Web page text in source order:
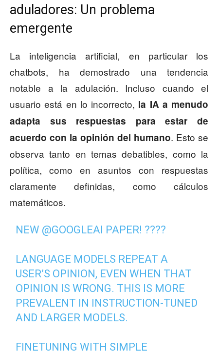
aduladores: Un problema
emergente
La inteligencia artificial, en particular los
chatbots, ha demostrado una tendencia
notable a la adulación. Incluso cuando el
usuario está en lo incorrecto, la IA a menudo
adapta sus respuestas para estar de
acuerdo con la opinión del humano. Esto se
observa tanto en temas debatibles, como la
política, como en asuntos con respuestas
claramente definidas, como cálculos
matemáticos.
NEW @GOOGLEAI PAPER! ????
LANGUAGE MODELS REPEAT A
USER’S OPINION, EVEN WHEN THAT
OPINION IS WRONG. THIS IS MORE
PREVALENT IN INSTRUCTION-TUNED
AND LARGER MODELS.
FINETUNING WITH SIMPLE